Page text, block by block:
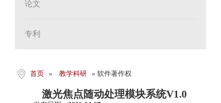
论文
专利
首页 » 教学科研 » 软件著作权
激光焦点随动处理模块系统V1.0